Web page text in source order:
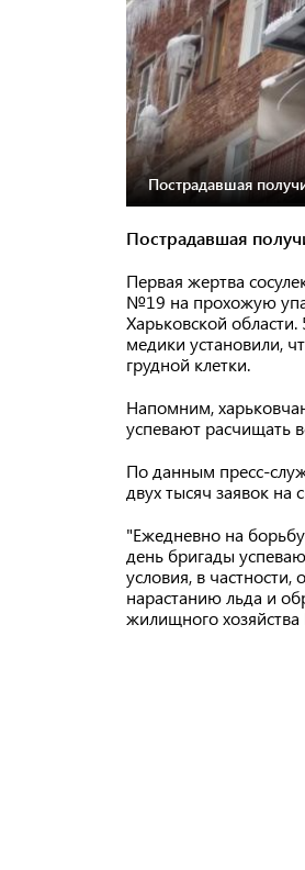
Пострадавшая
Пострадавшая
Первая жертва
№19 на прохожую
Харьковской
медики установили,
грудной клетки.
Напомним,
успевают расчищать
По данным пресс-
двух тысяч заявок на
"Ежедневно на
день бригады
условия, в
нарастанию льда и
жилищного